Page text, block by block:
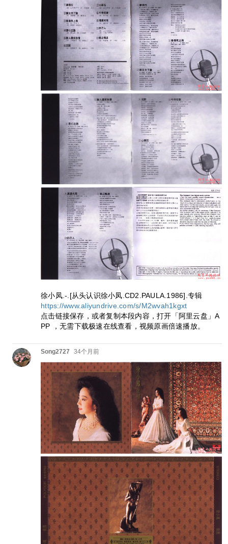
徐小凤.-.[从头认识徐小凤.CD2.PAULA.1986].专辑
https://www.aliyundrive.com/s/M2wvah1kgxt
点击链接保存，或者复制本段内容，打开「阿里云盘」A
PP ，无需下载极速在线查看，视频原画倍速播放。
Song2727 34个月前